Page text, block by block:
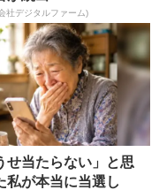
社デジタルファーム)
せ当たらない」と思
私が本当に当選し